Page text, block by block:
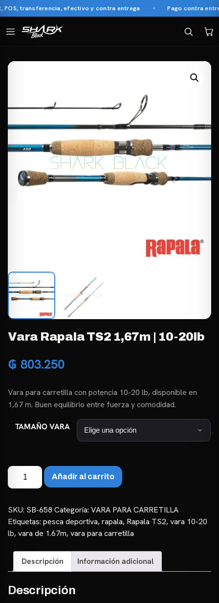
transferencia, efectivo y contra entrega Pago contra
Vara Rapala TS2 1,67m | 10-20lb
₲ 803.250
Vara para carretilla con potencia 10-20 lb, disponible en
1,67 m. Buen equilibrio entre fuerza y comodidad.
TAMAÑO VARA
Vara
Rapala
1,67m
|
10-
cantidad
Añadir al carrito
SKU: SB-658 Categoría: VARA PARA CARRETILLA
Etiquetas: pesca deportiva,rapala, Rapala TS2,vara 10-20
lb,vara de 1.67m,vara para carretilla
Descripción Información adicional
Descripción